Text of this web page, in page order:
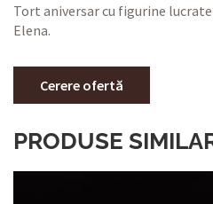
Tort aniversar cu figurine
Elena.
Cerere ofertă
PRODUSE